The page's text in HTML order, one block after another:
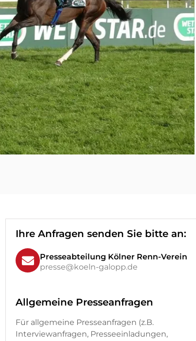
Ihre Anfragen senden Sie bitte an:
Presseabteilung Kölner Renn-Verein
presse@koeln-galopp.de
Allgemeine Presseanfragen
Für allgemeine Presseanfragen (z.B.
Interviewanfragen, Presseeinladungen,